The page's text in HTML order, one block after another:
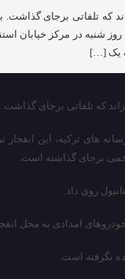
که تلفاتی برجای
شنبه در مرکز خیابان
که تلفاتی برجای گذاشت.
های ترکیه، این انفجار
روی داد.
امدادی به محل
نگرفته است.